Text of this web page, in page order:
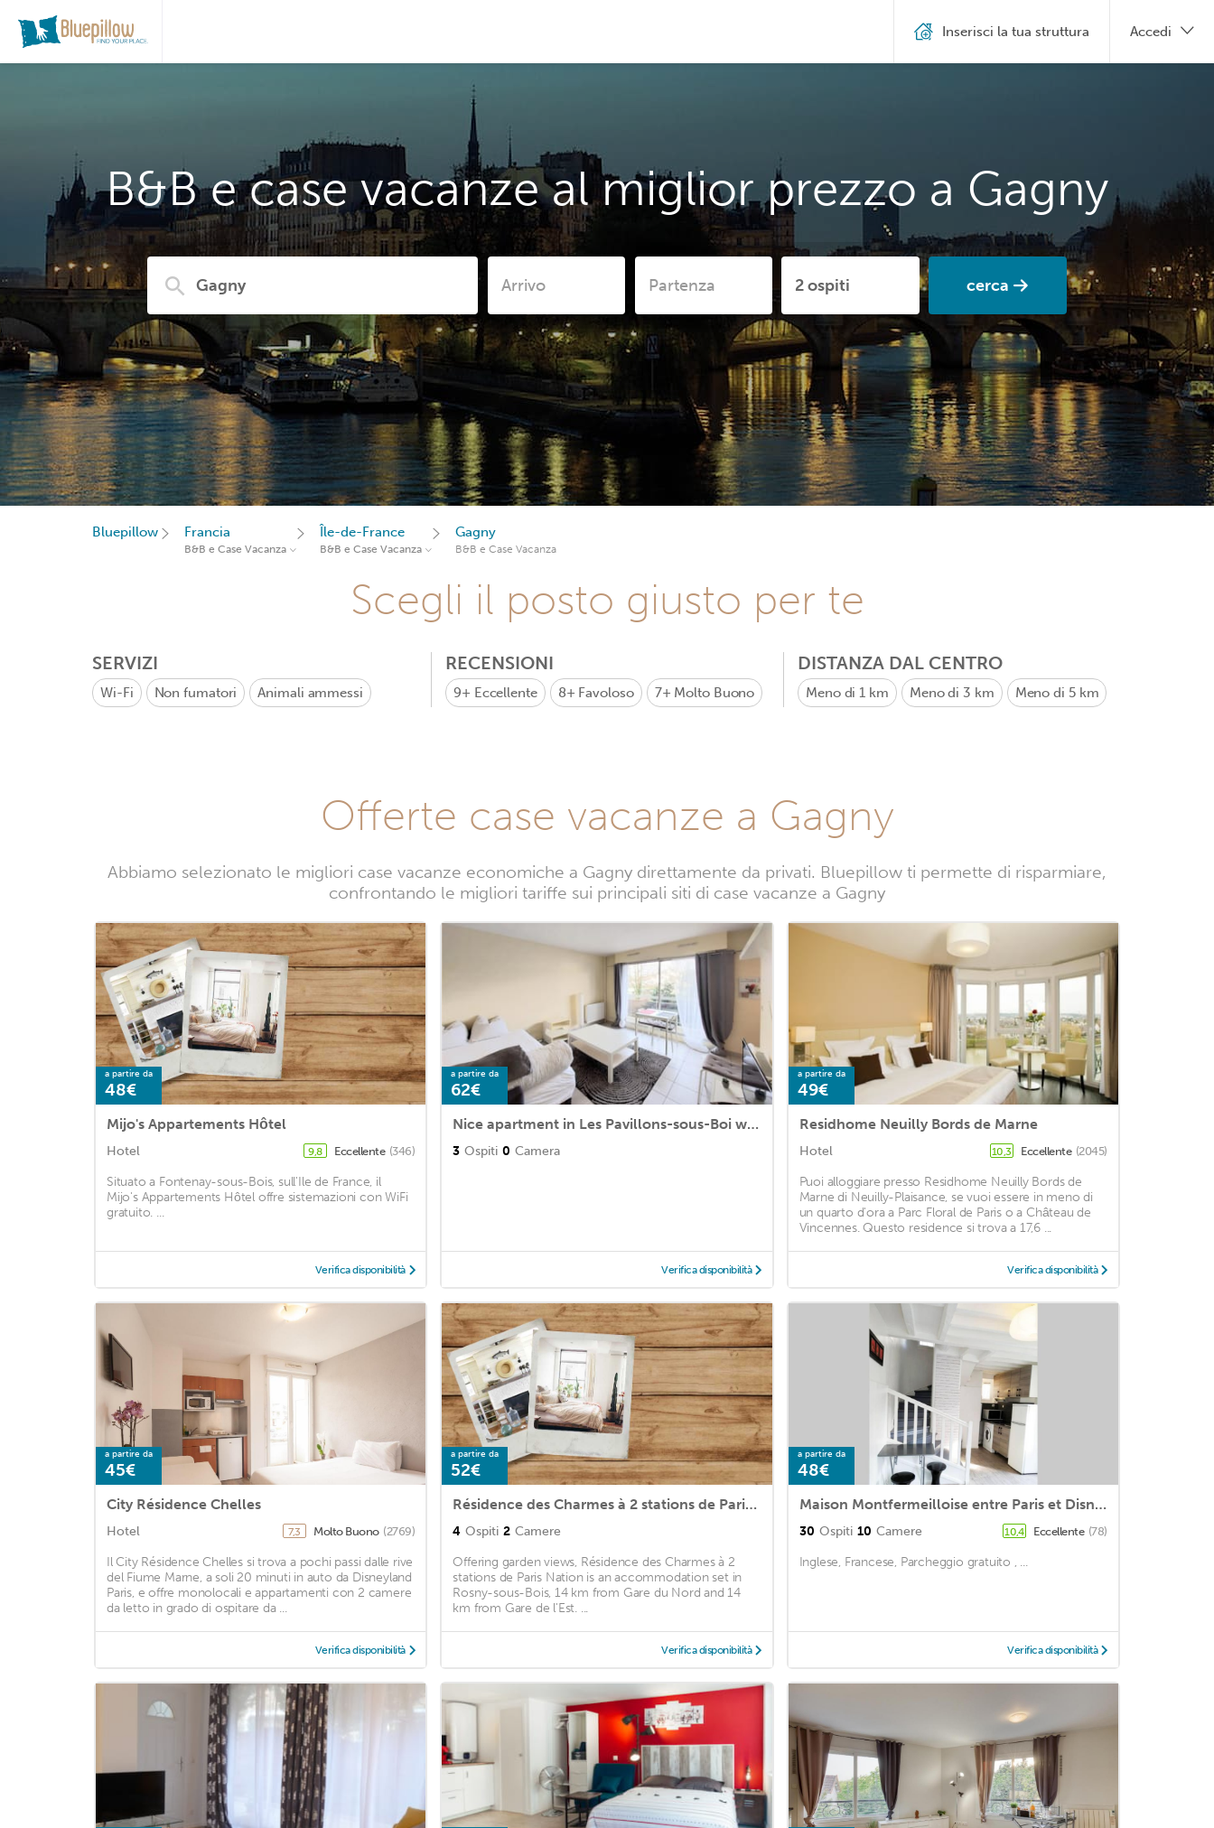
B&B e case vacanze al miglior prezzo a Gagny
cerca
Inserisci la tua struttura Accedi
Bluepillow Francia
B&B e Case Vacanza
Île-de-France
B&B e Case Vacanza
Gagny
B&B e Case Vacanza
Scegli il posto giusto per te
SERVIZI
Wi-Fi Non fumatori Animali ammessi
RECENSIONI
9+ Eccellente 8+ Favoloso 7+ Molto Buono
DISTANZA DAL CENTRO
Meno di 1 km Meno di 3 km Meno di 5 km
Offerte case vacanze a Gagny
Abbiamo selezionato le migliori case vacanze economiche a Gagny direttamente da privati. Bluepillow ti permette di risparmiare,
confrontando le migliori tariffe sui principali siti di case vacanze a Gagny
a partire da
48€
Mijo's Appartements Hôtel
Hotel 9,8 Eccellente (346)
Situato a Fontenay-sous-Bois, sull'Ile de France, il
Mijo's Appartements Hôtel offre sistemazioni con WiFi
gratuito. ...
Verifica disponibilità
a partire da
62€
Nice apartment in Les Pavillons-sous-Boi with WiFi
3 Ospiti 0 Camera
Verifica disponibilità
a partire da
49€
Residhome Neuilly Bords de Marne
Hotel 10,3 Eccellente (2045)
Puoi alloggiare presso Residhome Neuilly Bords de
Marne di Neuilly-Plaisance, se vuoi essere in meno di
un quarto d'ora a Parc Floral de Paris o a Château de
Vincennes. Questo residence si trova a 17,6 ...
Verifica disponibilità
a partire da
45€
City Résidence Chelles
Hotel 7,3 Molto Buono (2769)
Il City Résidence Chelles si trova a pochi passi dalle rive
del Fiume Marne, a soli 20 minuti in auto da Disneyland
Paris, e offre monolocali e appartamenti con 2 camere
da letto in grado di ospitare da ...
Verifica disponibilità
a partire da
52€
Résidence des Charmes à 2 stations de Paris Nation
4 Ospiti 2 Camere
Offering garden views, Résidence des Charmes à 2
stations de Paris Nation is an accommodation set in
Rosny-sous-Bois, 14 km from Gare du Nord and 14
km from Gare de l'Est. ...
Verifica disponibilità
a partire da
48€
Maison Montfermeilloise entre Paris et Disneyland
30 Ospiti 10 Camere 10,4 Eccellente (78)
Inglese, Francese, Parcheggio gratuito , ...
Verifica disponibilità